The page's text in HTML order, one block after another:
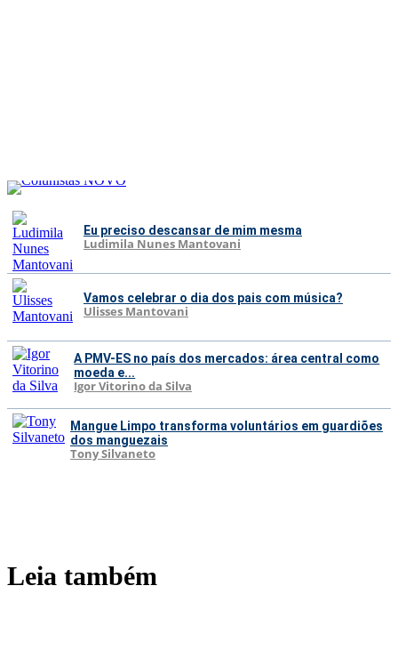
Eu preciso descansar de mim mesma
Ludimila Nunes Mantovani
Vamos celebrar o dia dos pais com música?
Ulisses Mantovani
A PMV-ES no país dos mercados: área central como
moeda e...
Igor Vitorino da Silva
Mangue Limpo transforma voluntários em guardiões
dos manguezais
Tony Silvaneto
Leia também